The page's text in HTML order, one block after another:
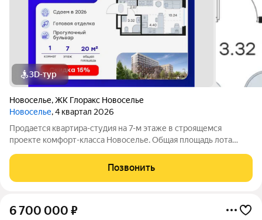
3D-тур
Новоселье,ЖК Глоракс Новоселье
Новоселье, 4 квартал 2026
Продается квартира-студия на 7-м этаже в строящемся
проекте комфорт-класса Новоселье. Общая площадь лота
жилую и 4,40 кв. м под кухонную зону. Номер квартиры - 95
Преимущества квартиры: -
Позвонить
6 700 000 ₽